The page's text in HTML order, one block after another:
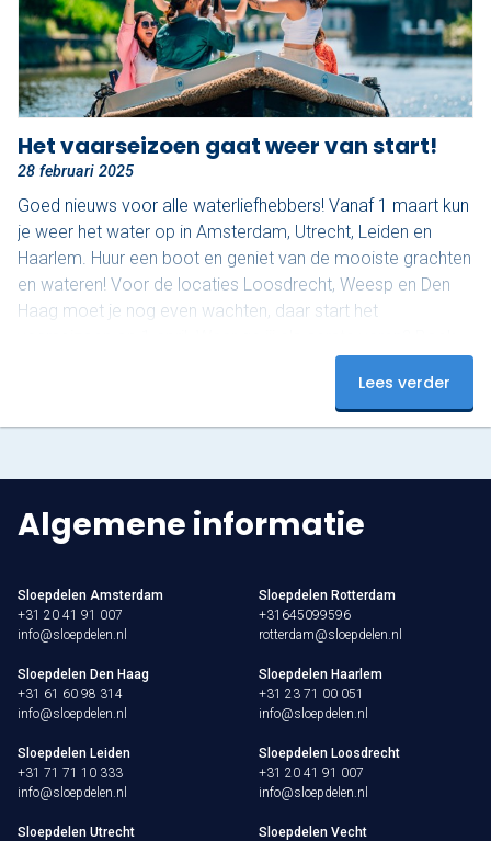
Het vaarseizoen gaat weer van start!
28 februari 2025
Goed nieuws voor alle waterliefhebbers! Vanaf 1 maart kun
je weer het water op in Amsterdam, Utrecht, Leiden en
Haarlem. Huur een boot en geniet van de mooiste grachten
en wateren! Voor de locaties Loosdrecht, Weesp en Den
Haag moet je nog even wachten, daar start het
nu en beleef een onvergetelijke start van het seizoen!
Lees verder
Algemene informatie
Sloepdelen Amsterdam
+31 20 41 91 007
info@sloepdelen.nl
Sloepdelen Rotterdam
+31645099596
rotterdam@sloepdelen.nl
Sloepdelen Den Haag
+31 61 60 98 314
info@sloepdelen.nl
Sloepdelen Haarlem
+31 23 71 00 051
info@sloepdelen.nl
Sloepdelen Leiden
+31 71 71 10 333
info@sloepdelen.nl
Sloepdelen Loosdrecht
+31 20 41 91 007
info@sloepdelen.nl
Sloepdelen Utrecht
Sloepdelen Vecht